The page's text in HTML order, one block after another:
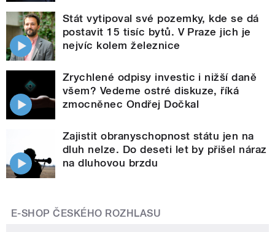
Stát vytipoval své pozemky, kde se dá
postavit 15 tisíc bytů. V Praze jich je
nejvíc kolem železnice
Zrychlené odpisy investic i nižší daně
všem? Vedeme ostré diskuze, říká
zmocněnec Ondřej Dočkal
Zajistit obranyschopnost státu jen na
dluh nelze. Do deseti let by přišel náraz
na dluhovou brzdu
E-SHOP ČESKÉHO ROZHLASU